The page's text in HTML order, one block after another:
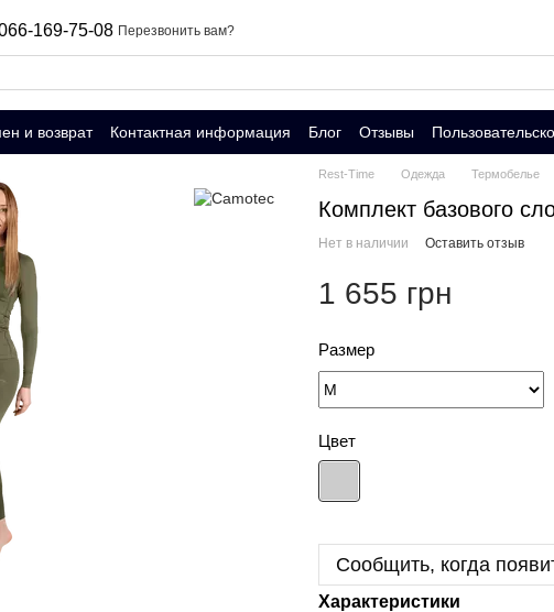
169-75-08 Перезвонить вам?
и возврат Контактная информация Блог Отзывы
Rest-Time Одежда Термобелье
Комплект базового
Нет в наличии Оставить отзыв
1 655 грн
Размер
Цвет
Сообщить, когда
Характеристики